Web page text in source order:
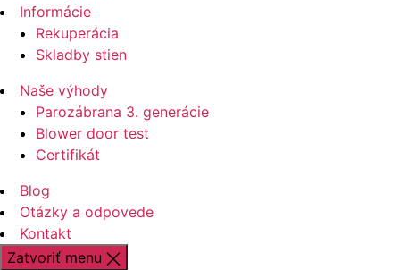
Informácie
Rekuperácia
Skladby stien
Naše výhody
Parozábrana 3. generácie
Blower door test
Certifikát
Blog
Otázky a odpovede
Kontakt
Zatvoriť menu